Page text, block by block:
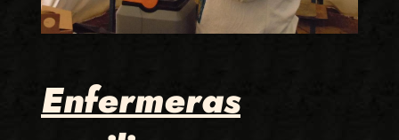
Enfermeras